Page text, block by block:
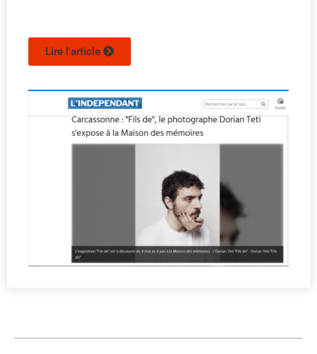
Lire l'article